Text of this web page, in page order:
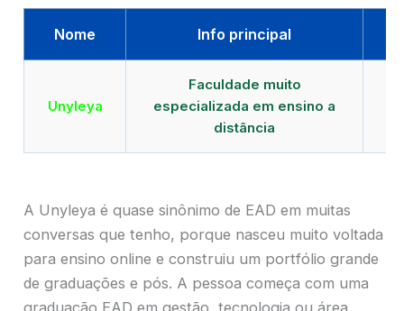
Nome Info principal
Unyleya
Faculdade muito
especializada em ensino a
distância
A Unyleya é quase sinônimo de EAD em muitas
conversas que tenho, porque nasceu muito voltada
para ensino online e construiu um portfólio grande
de graduações e pós. A pessoa começa com uma
graduação EAD em gestão, tecnologia ou área